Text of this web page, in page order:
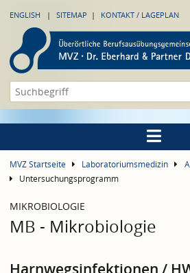
ENGLISH SITEMAP KONTAKT / LAGEPLAN
MVZ Startseite Laboratoriumsmedizin
Untersuchungsprogramm
MIKROBIOLOGIE
MB - Mikrobiologie
Harnwegsinfektionen /